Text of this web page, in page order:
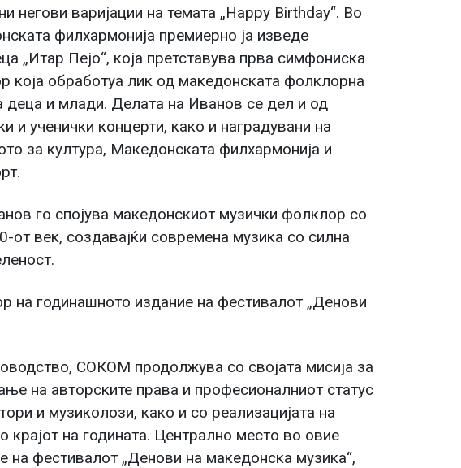
негови варијации на темата „Happy Birthday“. Во
филхармонија премиерно ја изведе
„Итар Пејо“, која претставува прва симфониска
која обработуа лик од македонската фолклорна
деца и млади. Делата на Иванов се дел и од
и ученички концерти, како и наградувани на
за култура, Македонската филхармонија и
го спојува македонскиот музички фолклор со
от век, создавајќи современа музика со силна
на годинашното издание на фестивалот „Денови
СОКОМ продолжува со својата мисија за
на авторските права и професионалниот статус
и музиколози, како и со реализацијата на
крајот на годината. Централно место во овие
на фестивалот „Денови на македонска музика“,